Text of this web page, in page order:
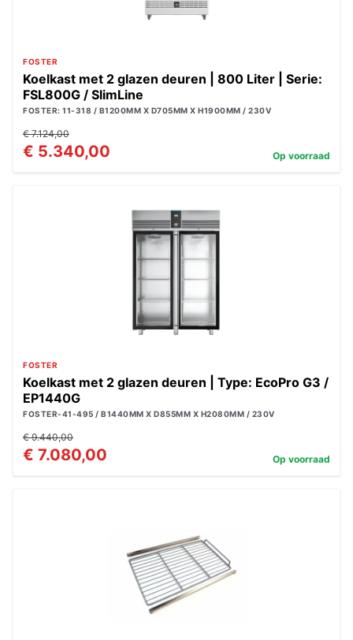
FOSTER
Koelkast met 2 glazen deuren | 800 Liter | Serie:
FSL800G / SlimLine
FOSTER: 11-318 / B1200MM X D705MM X H1900MM / 230V
€ 7.124,00
€ 5.340,00 Op voorraad
FOSTER
Koelkast met 2 glazen deuren | Type: EcoPro G3 /
EP1440G
FOSTER-41-495 / B1440MM X D855MM X H2080MM / 230V
€ 9.440,00
€ 7.080,00 Op voorraad